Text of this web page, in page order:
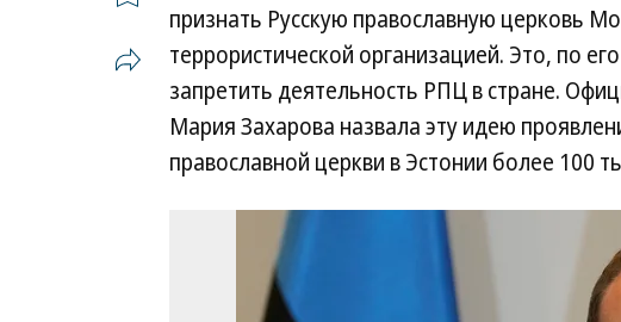
признать Русскую православную церковь
террористической организацией. Это, по
запретить деятельность РПЦ в стране.
Мария Захарова назвала эту идею
православной церкви в Эстонии более 100